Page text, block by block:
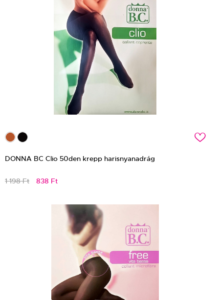
c
DONNA BC Clio 50den krepp harisnyanadrág
1 198 Ft 838 Ft